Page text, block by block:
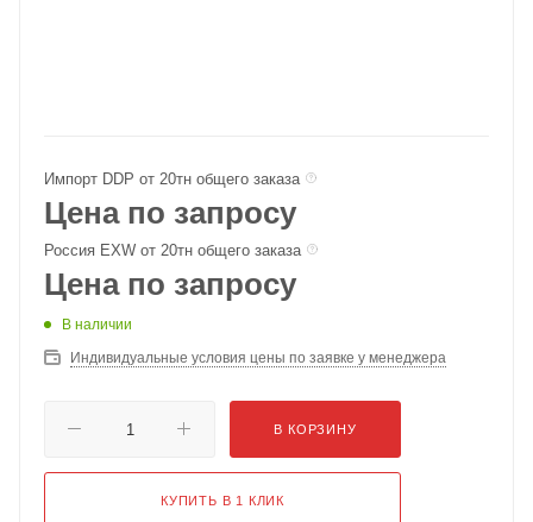
Импорт DDP от 20тн общего заказа
Цена по запросу
Россия EXW от 20тн общего заказа
Цена по запросу
В наличии
Индивидуальные условия цены по заявке у менеджера
В КОРЗИНУ
КУПИТЬ В 1 КЛИК